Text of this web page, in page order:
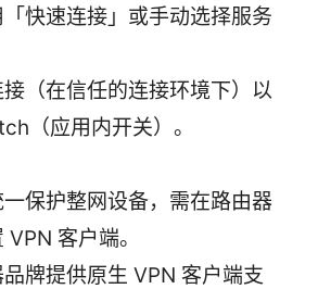
快速连接」或手动选择服务
（在信任的连接环境下）以
（应用内开关）。
保护整网设备，需在路由器
客户端。
牌提供原生 VPN 客户端支